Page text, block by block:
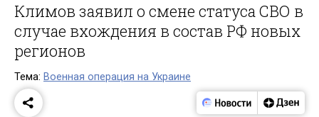
Климов заявил о смене статуса СВО в
случае вхождения в состав РФ новых
регионов
Тема: Военная операция на Украине